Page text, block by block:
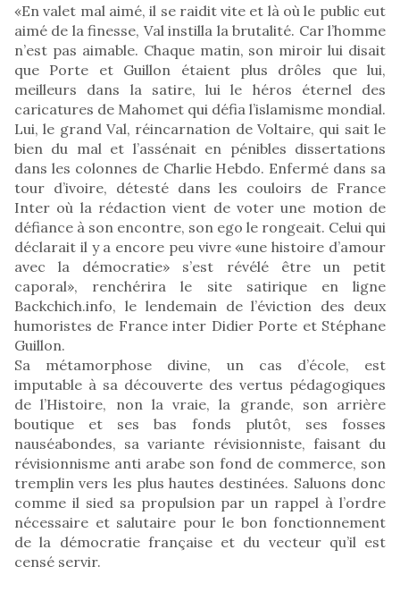
«En valet mal aimé, il se raidit vite et là où le public eut
aimé de la finesse, Val instilla la brutalité. Car l’homme
n’est pas aimable. Chaque matin, son miroir lui disait
que Porte et Guillon étaient plus drôles que lui,
meilleurs dans la satire, lui le héros éternel des
caricatures de Mahomet qui défia l’islamisme mondial.
Lui, le grand Val, réincarnation de Voltaire, qui sait le
bien du mal et l’assénait en pénibles dissertations
dans les colonnes de Charlie Hebdo. Enfermé dans sa
tour d’ivoire, détesté dans les couloirs de France
Inter où la rédaction vient de voter une motion de
défiance à son encontre, son ego le rongeait. Celui qui
déclarait il y a encore peu vivre «une histoire d’amour
avec la démocratie» s’est révélé être un petit
caporal», renchérira le site satirique en ligne
Backchich.info, le lendemain de l’éviction des deux
humoristes de France inter Didier Porte et Stéphane
Guillon.
Sa métamorphose divine, un cas d’école, est
imputable à sa découverte des vertus pédagogiques
de l’Histoire, non la vraie, la grande, son arrière
boutique et ses bas fonds plutôt, ses fosses
nauséabondes, sa variante révisionniste, faisant du
révisionnisme anti arabe son fond de commerce, son
tremplin vers les plus hautes destinées. Saluons donc
comme il sied sa propulsion par un rappel à l’ordre
nécessaire et salutaire pour le bon fonctionnement
de la démocratie française et du vecteur qu’il est
censé servir.